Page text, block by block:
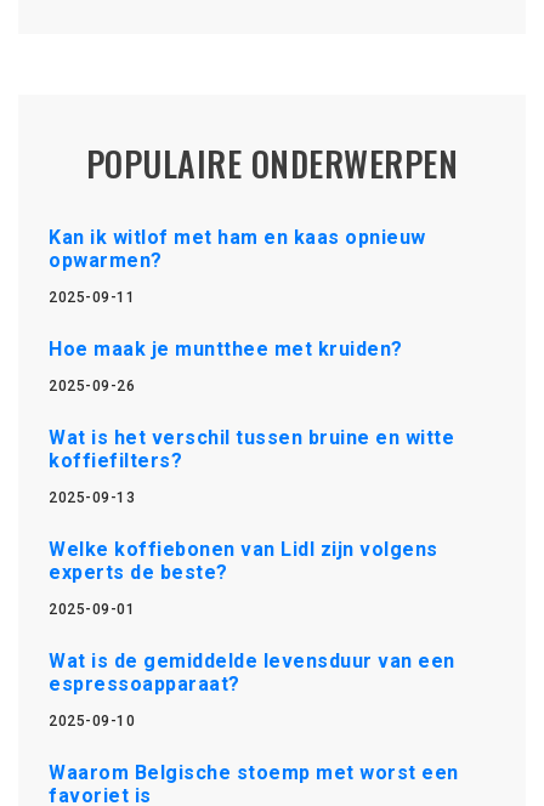
POPULAIRE ONDERWERPEN
Kan ik witlof met ham en kaas opnieuw
opwarmen?
2025-09-11
Hoe maak je muntthee met kruiden?
2025-09-26
Wat is het verschil tussen bruine en witte
koffiefilters?
2025-09-13
Welke koffiebonen van Lidl zijn volgens
experts de beste?
2025-09-01
Wat is de gemiddelde levensduur van een
espressoapparaat?
2025-09-10
Waarom Belgische stoemp met worst een
favoriet is